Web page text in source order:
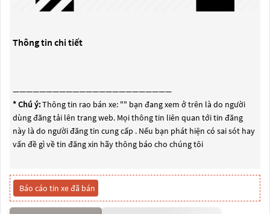
Thông tin chi tiết
————————————————————————
* Chú ý:Thông tin rao bán xe: "" bạn đang xem ở trên là do người
dùng đăng tải lên trang web. Mọi thông tin liên quan tới tin đăng
này là do người đăng tin cung cấp . Nếu bạn phát hiện có sai sót hay
vấn đề gì về tin đăng xin hãy thông báo cho chúng tôi
Báo cáo tin xe đã bán